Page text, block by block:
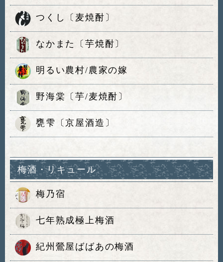
つくし〔麦焼酎〕
なかまた〔芋焼酎〕
明るい農村/農家の嫁
野海棠〔芋/麦焼酎〕
甕雫〔京屋酒造〕
梅酒・リキュール
梅乃宿
七年熟成極上梅酒
紀州鶯屋ばばあの梅酒